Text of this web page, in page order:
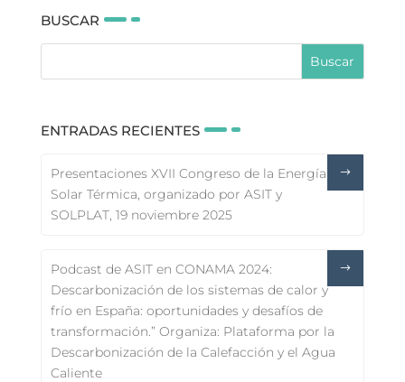
BUSCAR
ENTRADAS RECIENTES
Presentaciones XVII Congreso de la Energía
Solar Térmica, organizado por ASIT y
SOLPLAT, 19 noviembre 2025
Podcast de ASIT en CONAMA 2024:
Descarbonización de los sistemas de calor y
frío en España: oportunidades y desafíos de
transformación.” Organiza: Plataforma por la
Descarbonización de la Calefacción y el Agua
Caliente